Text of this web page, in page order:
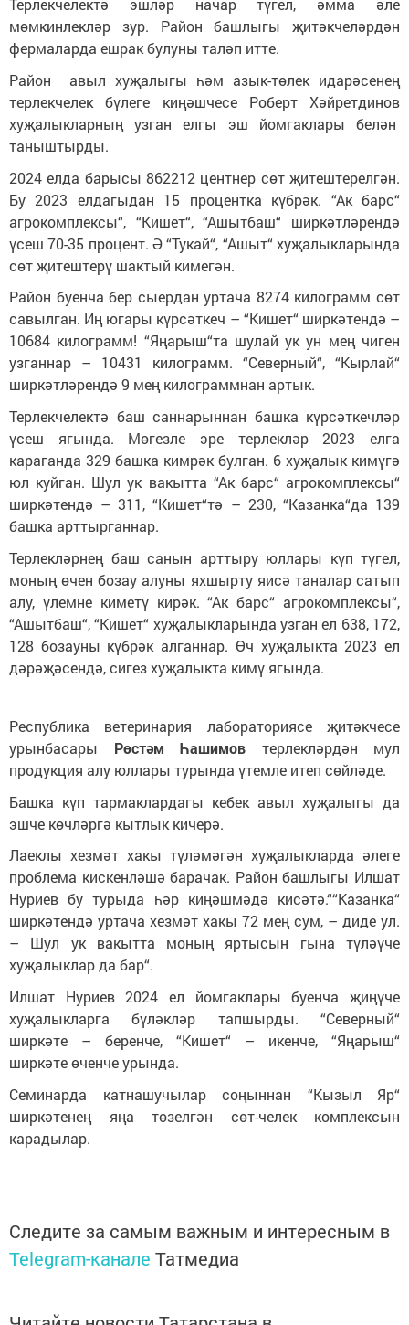
Терлекчелектә эшләр начар түгел, әмма әле
мөмкинлекләр зур. Район башлыгы җитәкчеләрдән
фермаларда ешрак булуны таләп итте.
Район авыл хуҗалыгы һәм азык-төлек идарәсенең
терлекчелек бүлеге киңәшчесе Роберт Хәйретдинов
хуҗалыкларның узган елгы эш йомгаклары белән
таныштырды.
2024 елда барысы 862212 центнер сөт җитештерелгән.
Бу 2023 елдагыдан 15 процентка күбрәк. “Ак барс“
агрокомплексы“, “Кишет“, “Ашытбаш“ ширкәтләрендә
үсеш 70-35 процент. Ә “Тукай“, “Ашыт“ хуҗалыкларында
сөт җитештерү шактый кимегән.
Район буенча бер сыердан уртача 8274 килограмм сөт
савылган. Иң югары күрсәткеч – “Кишет“ ширкәтендә –
10684 килограмм! “Яңарыш“та шулай ук ун мең чиген
узганнар – 10431 килограмм. “Северный“, “Кырлай“
ширкәтләрендә 9 мең килограммнан артык.
Терлекчелектә баш саннарыннан башка күрсәткечләр
үсеш ягында. Мөгезле эре терлекләр 2023 елга
караганда 329 башка кимрәк булган. 6 хуҗалык кимүгә
юл куйган. Шул ук вакытта “Ак барс“ агрокомплексы“
ширкәтендә – 311, “Кишет“тә – 230, “Казанка“да 139
башка арттырганнар.
Терлекләрнең баш санын арттыру юллары күп түгел,
моның өчен бозау алуны яхшырту яисә таналар сатып
алу, үлемне киметү кирәк. “Ак барс“ агрокомплексы“,
“Ашытбаш“, “Кишет“ хуҗалыкларында узган ел 638, 172,
128 бозауны күбрәк алганнар. Өч хуҗалыкта 2023 ел
дәрәҗәсендә, сигез хуҗалыкта кимү ягында.
Республика ветеринария лабораториясе җитәкчесе
урынбасары Рөстәм Һашимов терлекләрдән мул
продукция алу юллары турында үтемле итеп сөйләде.
Башка күп тармаклардагы кебек авыл хуҗалыгы да
эшче көчләргә кытлык кичерә.
Лаеклы хезмәт хакы түләмәгән хуҗалыкларда әлеге
проблема кискенләшә барачак. Район башлыгы Илшат
Нуриев бу турыда һәр киңәшмәдә кисәтә.““Казанка“
ширкәтендә уртача хезмәт хакы 72 мең сум, – диде ул.
– Шул ук вакытта моның яртысын гына түләүче
хуҗалыклар да бар“.
Илшат Нуриев 2024 ел йомгаклары буенча җиңүче
хуҗалыкларга бүләкләр тапшырды. “Северный“
ширкәте – беренче, “Кишет“ – икенче, “Яңарыш“
ширкәте өченче урында.
Семинарда катнашучылар соңыннан “Кызыл Яр“
ширкәтенең яңа төзелгән сөт-челек комплексын
карадылар.
Следите за самым важным и интересным в
Telegram-канале Татмедиа